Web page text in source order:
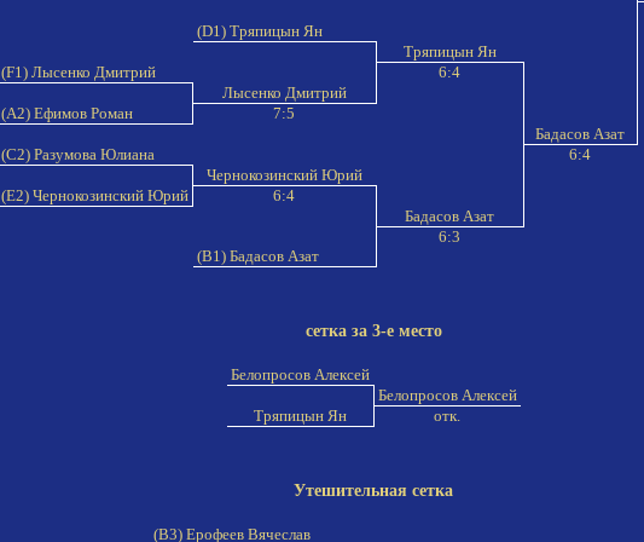
(D1) Тряпицын Ян
Тряпицын Ян
(F1) Лысенко Дмитрий
6:4
Лысенко Дмитрий
(A2) Ефимов Роман
7:5
Бадасов Азат
(C2) Разумова Юлиана
6:4
Чернокозинский Юрий
(E2) Чернокозинский Юрий
6:4
Бадасов Азат
6:3
(B1) Бадасов Азат
сетка за 3-е место
Белопросов Алексей
Белопросов Алексей
Тряпицын Ян
отк.
Утешительная сетка
(B3) Ерофеев Вячеслав